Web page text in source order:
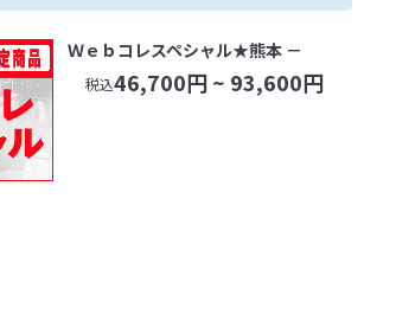
Ｗｅｂコレスペシャル★熊本 －
税込46,700円 ~ 93,600円